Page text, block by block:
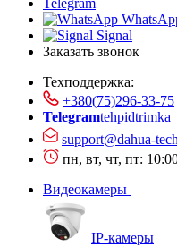
Telegram
Signal
Заказать звонок
Техподдержка:
+380(75)296-33-75
Telegram
support@dahua-
пн, вт, чт, пт:
Видеокамеры
IP-камеры